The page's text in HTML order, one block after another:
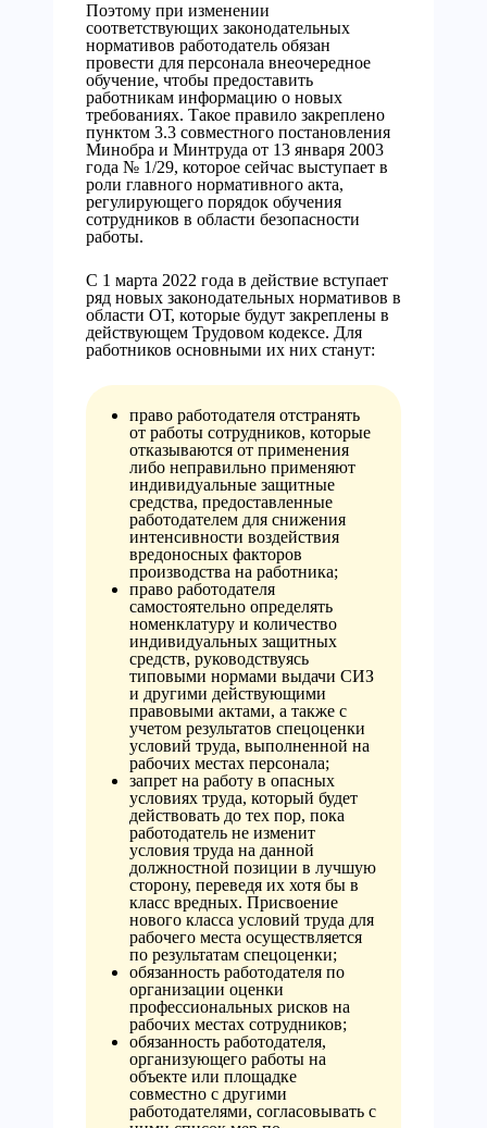
Поэтому при изменении
соответствующих законодательных
нормативов работодатель обязан
провести для персонала внеочередное
обучение, чтобы предоставить
работникам информацию о новых
требованиях. Такое правило закреплено
пунктом 3.3 совместного постановления
Минобра и Минтруда от 13 января 2003
года № 1/29, которое сейчас выступает в
роли главного нормативного акта,
регулирующего порядок обучения
сотрудников в области безопасности
работы.
С 1 марта 2022 года в действие вступает
ряд новых законодательных нормативов в
области ОТ, которые будут закреплены в
действующем Трудовом кодексе. Для
работников основными их них станут:
право работодателя отстранять
от работы сотрудников, которые
отказываются от применения
либо неправильно применяют
индивидуальные защитные
средства, предоставленные
работодателем для снижения
интенсивности воздействия
вредоносных факторов
производства на работника;
право работодателя
самостоятельно определять
номенклатуру и количество
индивидуальных защитных
средств, руководствуясь
типовыми нормами выдачи СИЗ
и другими действующими
правовыми актами, а также с
учетом результатов спецоценки
условий труда, выполненной на
рабочих местах персонала;
запрет на работу в опасных
условиях труда, который будет
действовать до тех пор, пока
работодатель не изменит
условия труда на данной
должностной позиции в лучшую
сторону, переведя их хотя бы в
класс вредных. Присвоение
нового класса условий труда для
рабочего места осуществляется
по результатам спецоценки;
обязанность работодателя по
организации оценки
профессиональных рисков на
рабочих местах сотрудников;
обязанность работодателя,
организующего работы на
объекте или площадке
совместно с другими
работодателями, согласовывать с